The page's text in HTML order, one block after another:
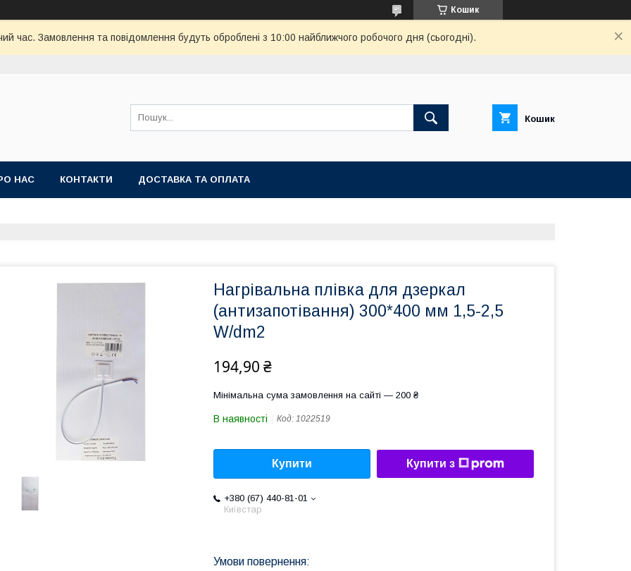
Кошик
час. Замовлення та повідомлення будуть оброблені з 10:00 найближчого робочого дня (сьогодні).
Кошик
НАС КОНТАКТИ ДОСТАВКА ТА ОПЛАТА
Нагрівальна плівка для дзеркал
(антизапотівання) 300*400 мм 1,5-2,5
W/dm2
194,90 ₴
Мінімальна сума замовлення на сайті — 200 ₴
В наявності Код: 1022519
Купити Купити з
+380 (67) 440-81-01
Київстар